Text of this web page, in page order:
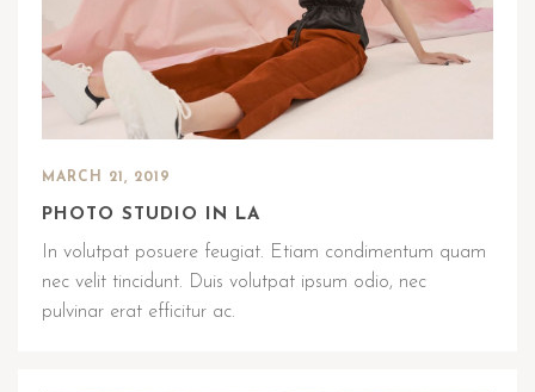
MARCH 21, 2019
PHOTO STUDIO IN LA
In volutpat posuere feugiat. Etiam condimentum quam
nec velit tincidunt. Duis volutpat ipsum odio, nec
pulvinar erat efficitur ac.